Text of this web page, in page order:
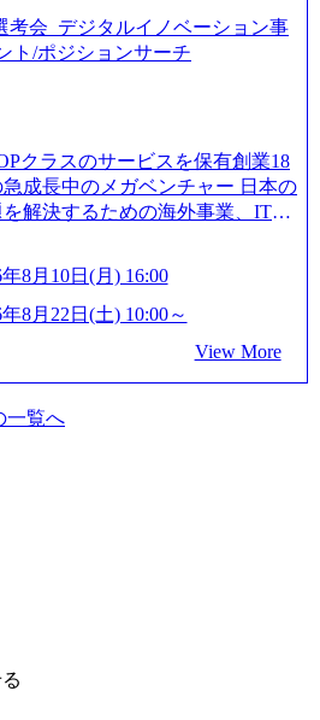
作成などを担当。 ● 裁量権 弊社
成長期といわれるフェーズにあ
大していく時期のため、メンバー
過程を体感できます。 また、希
案件を取り、プロジェクト体制
す。 ● 事業会社機能にも携われ
グ事業以外にもSaaSプロダク
ルタントとしての経験を活かし
や自社の業務改善ができます。
BIG4・アクセンチュアをはじめ
で、幅広い年齢の方が活躍してい
● 海外事業拠点をシンガポールに
タワー8階 受動喫煙対策 : 執務室
のコ
部門におけ
手事業会社から依頼された「経営
グ支援を行います。クライアン
ゲットとし、特にCXOクラスから
業のトランスフォーメーショ
ルティングを行います ＜プロジ
事業(新規・既存)事業のビジネス
におけるAIを活用した事業戦略
企画支援及び実行支援 ・ロボテ
デジタルトランスフォーメーシ
ジャー プロジェクトの管理者と
管理、メンバーの育成などを担
質管理や、会社経営の観点から
担保やマネジメント全般を担
んに行う 採用資料 (https://www.ac
final/accenture-com/document-
content/dam/accenture/final/caree
jp-ja/blogs/japan-
「105点経営」 (https://business.ni
021600008/) 規模拡大で成功する理
】 (https://diamond.jp/articles/-/34
article/detail/45446) エン
へ。会社に入って、何が変わっ
post-288838) プラダ：ラグ
ライゼーション (https://www.acce
taisho-pharmaceutical)（ストラテ
studies/communications-media/so
以上（2024年5月時点）の社員を
企業を顧客に売上641億ドルを誇
考会_デジタルイノベーション事
ト/ポジションサーチ
クラスのサービスを保有創業18
成長中のメガベンチャー 日本の
解決するための海外事業、IT事
ルインハウスの組織体制をとっ
発などの人員調達できる 独立資
創造の自由度が高い https://storag
3e54-4f03-b076-00318d5c0dff_120
式会社 会社説明資料 (https://spea
hui-she-shao-jie-zi-liao-zhong-tu-
」「事業・サービス」「カルチャ
バレジーズグローバル、大分県より
整備事業委託業務」を受託 (http
るメンバー紹介！〜 営業職種編
年8月10日(月) 16:00
年8月22日(土) 10:00～
View More
一覧へ